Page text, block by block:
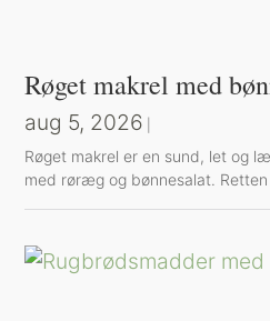
Røget makrel med
aug 5, 2026
Røget makrel er en sund, let og
med røræg og bønnesalat.